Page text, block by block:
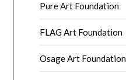
Pure Art Foundation
FLAG Art Foundation
Osage Art Foundation